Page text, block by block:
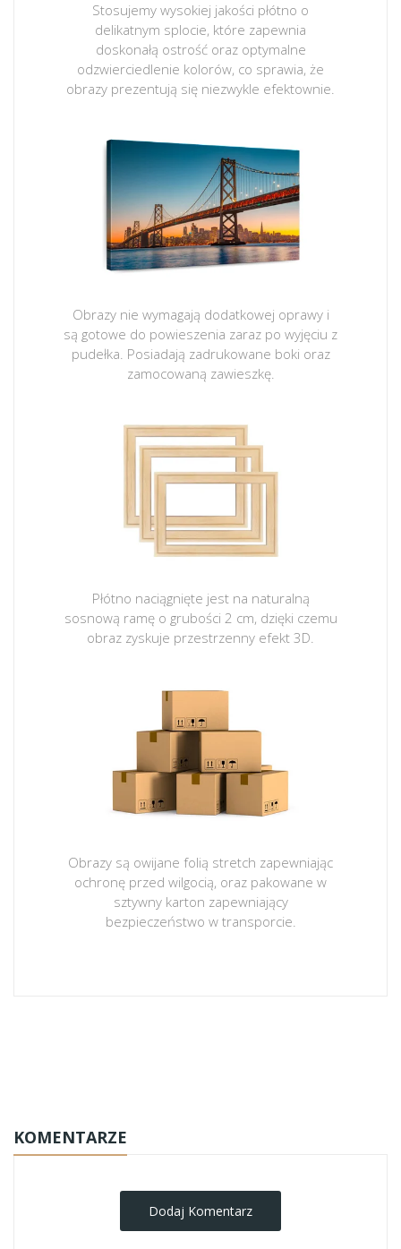
Stosujemy wysokiej jakości płótno o
delikatnym splocie, które zapewnia
doskonałą ostrość oraz optymalne
odzwierciedlenie kolorów, co sprawia, że
obrazy prezentują się niezwykle efektownie.
Obrazy nie wymagają dodatkowej oprawy i
są gotowe do powieszenia zaraz po wyjęciu z
pudełka. Posiadają zadrukowane boki oraz
zamocowaną zawieszkę.
Płótno naciągnięte jest na naturalną
sosnową ramę o grubości 2 cm, dzięki czemu
obraz zyskuje przestrzenny efekt 3D.
Obrazy są owijane folią stretch zapewniając
ochronę przed wilgocią, oraz pakowane w
sztywny karton zapewniający
bezpieczeństwo w transporcie.
KOMENTARZE
Dodaj Komentarz